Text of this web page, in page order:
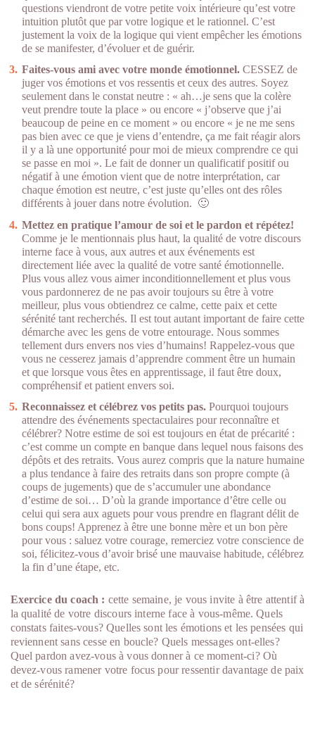
questions viendront de votre petite voix intérieure qu’est votre
intuition plutôt que par votre logique et le rationnel. C’est
justement la voix de la logique qui vient empêcher les émotions
de se manifester, d’évoluer et de guérir.
Faites-vous ami avec votre monde émotionnel.CESSEZ de
juger vos émotions et vos ressentis et ceux des autres. Soyez
seulement dans le constat neutre : « ah…je sens que la colère
veut prendre toute la place » ou encore « j’observe que j’ai
beaucoup de peine en ce moment » ou encore « je ne me sens
pas bien avec ce que je viens d’entendre, ça me fait réagir alors
il y a là une opportunité pour moi de mieux comprendre ce qui
se passe en moi ». Le fait de donner un qualificatif positif ou
négatif à une émotion vient que de notre interprétation, car
chaque émotion est neutre, c’est juste qu’elles ont des rôles
différents à jouer dans notre évolution. 🙂
Mettez en pratique l’amour de soi et le pardon et répétez!
Comme je le mentionnais plus haut, la qualité de votre discours
interne face à vous, aux autres et aux événements est
directement liée avec la qualité de votre santé émotionnelle.
Plus vous allez vous aimer inconditionnellement et plus vous
vous pardonnerez de ne pas avoir toujours su être à votre
meilleur, plus vous obtiendrez ce calme, cette paix et cette
sérénité tant recherchés. Il est tout autant important de faire cette
démarche avec les gens de votre entourage. Nous sommes
tellement durs envers nos vies d’humains! Rappelez-vous que
vous ne cesserez jamais d’apprendre comment être un humain
et que lorsque vous êtes en apprentissage, il faut être doux,
compréhensif et patient envers soi.
Reconnaissez et célébrez vos petits pas.Pourquoi toujours
attendre des événements spectaculaires pour reconnaître et
célébrer? Notre estime de soi est toujours en état de précarité :
c’est comme un compte en banque dans lequel nous faisons des
dépôts et des retraits. Vous aurez compris que la nature humaine
a plus tendance à faire des retraits dans son propre compte (à
coups de jugements) que de s’accumuler une abondance
d’estime de soi… D’où la grande importance d’être celle ou
celui qui sera aux aguets pour vous prendre en flagrant délit de
bons coups! Apprenez à être une bonne mère et un bon père
pour vous : saluez votre courage, remerciez votre conscience de
soi, félicitez-vous d’avoir brisé une mauvaise habitude, célébrez
la fin d’une étape, etc.
Exercice du coach : cette semaine, je vous invite à être attentif à
la qualité de votre discours interne face à vous-même. Quels
constats faites-vous? Quelles sont les émotions et les pensées qui
reviennent sans cesse en boucle? Quels messages ont-elles?
Quel pardon avez-vous à vous donner à ce moment-ci? Où
devez-vous ramener votre focus pour ressentir davantage de paix
et de sérénité?